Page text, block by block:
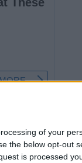
of your
the below opt-out
is processed